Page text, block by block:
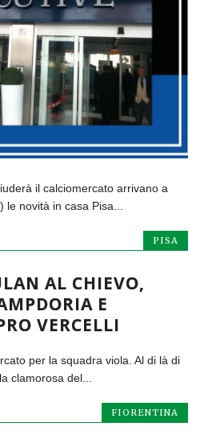
il calciomercato arrivano a
le novità in casa Pisa...
PISA
AL CHIEVO,
E
VERCELLI
per la squadra viola. Al di là di
clamorosa del...
FIORENTINA